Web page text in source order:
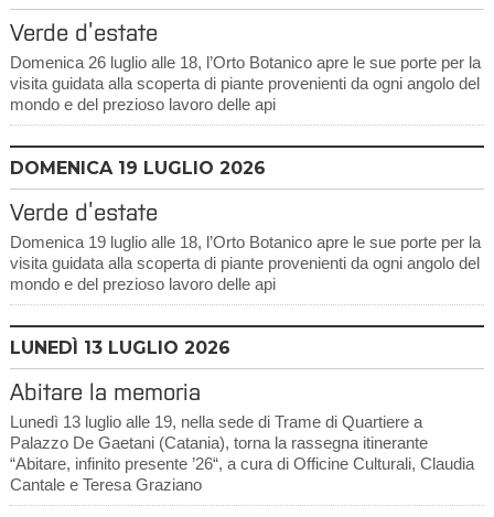
Verde d’estate
Domenica 26 luglio alle 18, l’Orto Botanico apre le sue porte per la
visita guidata alla scoperta di piante provenienti da ogni angolo del
mondo e del prezioso lavoro delle api
DOMENICA 19 LUGLIO 2026
Verde d’estate
Domenica 19 luglio alle 18, l’Orto Botanico apre le sue porte per la
visita guidata alla scoperta di piante provenienti da ogni angolo del
mondo e del prezioso lavoro delle api
LUNEDÌ 13LUGLIO 2026
Abitare la memoria
Lunedì 13 luglio alle 19, nella sede di Trame di Quartiere a
Palazzo De Gaetani (Catania), torna la rassegna itinerante
“Abitare, infinito presente ’26“, a cura di Officine Culturali, Claudia
Cantale e Teresa Graziano